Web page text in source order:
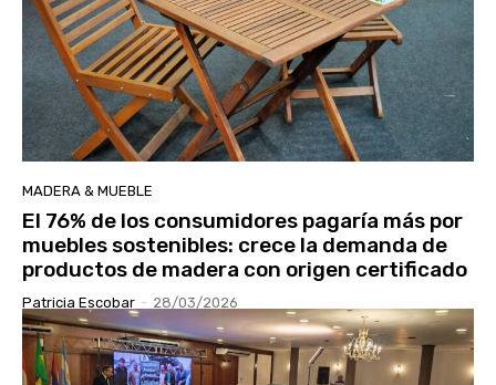
MADERA & MUEBLE
El 76% de los consumidores pagaría más por
muebles sostenibles: crece la demanda de
productos de madera con origen certificado
Patricia Escobar - 28/03/2026